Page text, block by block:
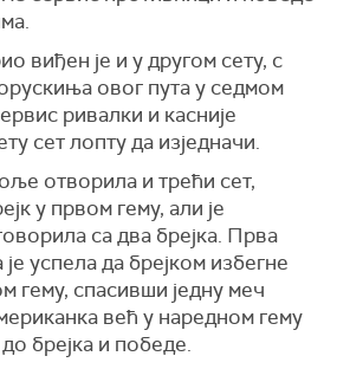
виђен је и у другом сету, с
овог пута у седмом
ривалки и касније
сет лопту да изједначи.
отворила и трећи сет,
у првом гему, али је
са два брејка. Прва
успела да брејком избегне
гему, спасивши једну меч
већ у наредном гему
брејка и победе.